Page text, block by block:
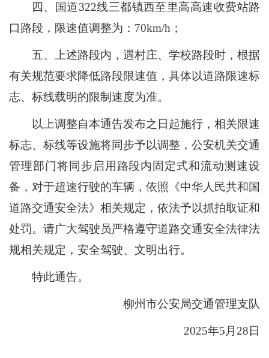
四、国道322线三都镇西至里高高速收费站路
口路段，限速值调整为：70km/h；
五、上述路段内，遇村庄、学校路段时，根据
有关规范要求降低路段限速值，具体以道路限速标
志、标线载明的限制速度为准。
以上调整自本通告发布之日起施行，相关限速
标志、标线等设施将同步予以调整，公安机关交通
管理部门将同步启用路段内固定式和流动测速设
备，对于超速行驶的车辆，依照《中华人民共和国
道路交通安全法》相关规定，依法予以抓拍取证和
处罚。请广大驾驶员严格遵守道路交通安全法律法
规相关规定，安全驾驶、文明出行。
特此通告。
柳州市公安局交通管理支队
2025年5月28日